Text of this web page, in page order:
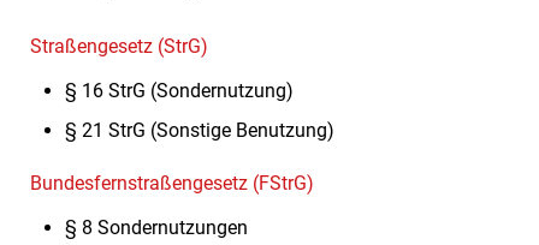
Straßengesetz (StrG)
§ 16 StrG (Sondernutzung)
§ 21 StrG (Sonstige Benutzung)
Bundesfernstraßengesetz (FStrG)
§ 8 Sondernutzungen